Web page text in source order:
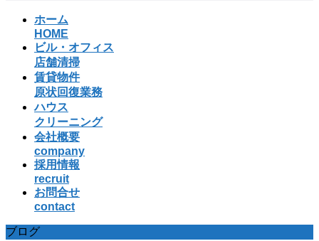
ホーム
HOME
ビル・オフィス
店舗清掃
賃貸物件
原状回復業務
ハウス
クリーニング
会社概要
company
採用情報
recruit
お問合せ
contact
ブログ